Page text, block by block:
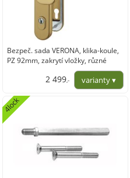
Bezpeč. sada VERONA, klika-koule,
PZ 92mm, zakrytí vložky, různé
barvy ve variantách, 67-72
2 499,-
4lock